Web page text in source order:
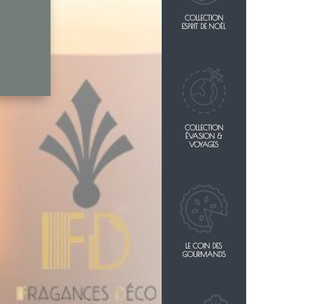
COLLECTION
ESPRIT DE NOËL
COLLECTION
ÉVASION &
VOYAGES
LE COIN DES
GOURMANDS